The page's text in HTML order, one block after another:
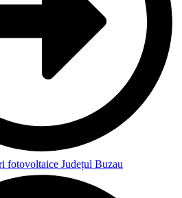
fotovoltaice Județul Buzau